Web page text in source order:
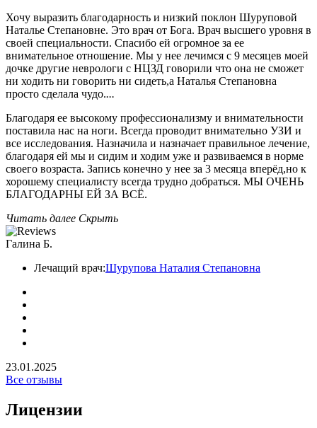
Хочу выразить благодарность и низкий поклон Шуруповой
Наталье Степановне. Это врач от Бога. Врач высшего уровня в
своей специальности. Спасибо ей огромное за ее
внимательное отношение. Мы у нее лечимся с 9 месяцев моей
дочке другие неврологи с НЦЗД говорили что она не сможет
ни ходить ни говорить ни сидеть,а Наталья Степановна
просто сделала чудо....
Благодаря ее высокому профессионализму и внимательности
поставила нас на ноги. Всегда проводит внимательно УЗИ и
все исследования. Назначила и назначает правильное лечение,
благодаря ей мы и сидим и ходим уже и развиваемся в норме
своего возраста. Запись конечно у нее за 3 месяца вперёд,но к
хорошему специалисту всегда трудно добраться. МЫ ОЧЕНЬ
БЛАГОДАРНЫ ЕЙ ЗА ВСЁ.
Читать далее Скрыть
Галина Б.
Лечащий врач:Шурупова Наталия Степановна
23.01.2025
Все отзывы
Лицензии